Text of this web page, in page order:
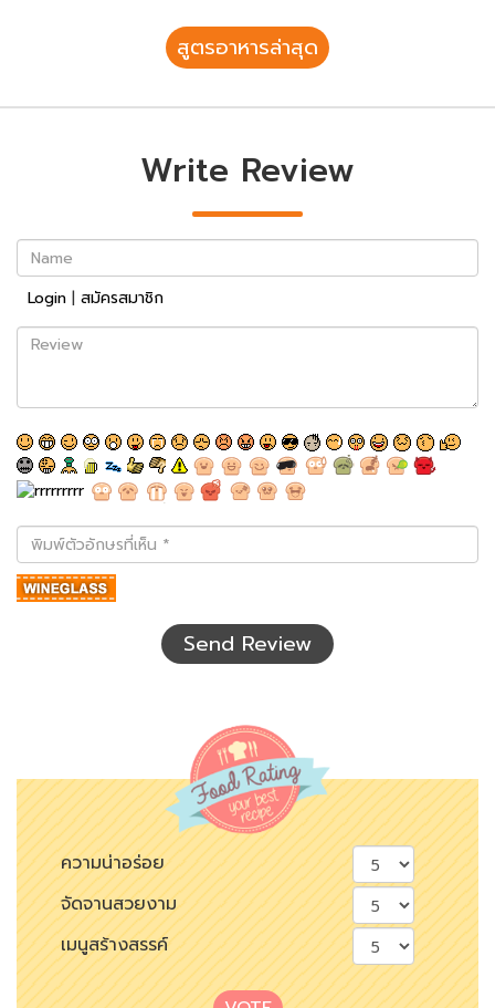
สูตรอาหารล่าสุด
Write Review
Name
Login | สมัครสมาชิก
Review
พิมพ์
ตัว
อักษร
ที่
Send Review
ความน่าอร่อย
จัดจานสวยงาม
เมนูสร้างสรรค์